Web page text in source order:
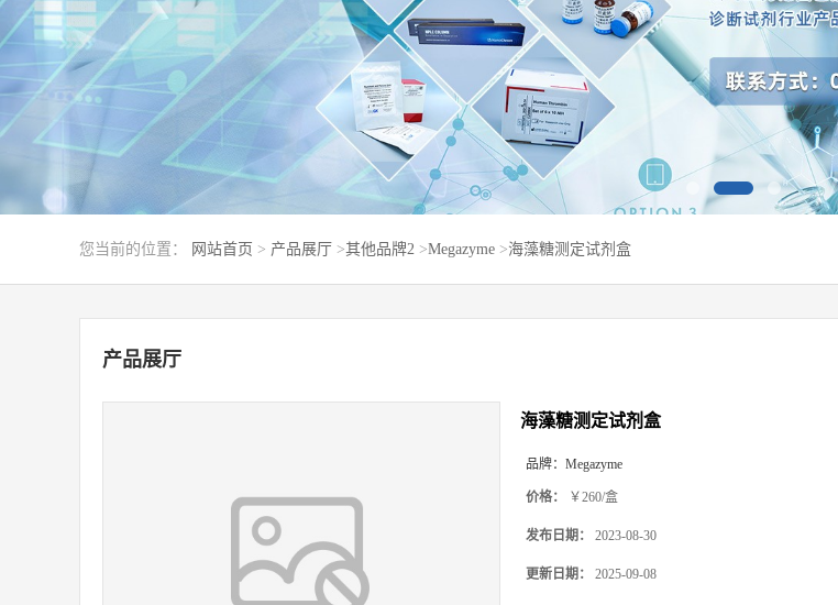
您当前的位置： 网站首页 > 产品展厅 >其他品牌2 >Megazyme >海藻糖测定试剂盒
产品展厅
海藻糖测定试剂盒
品牌： Megazyme
价格： ￥260/盒
发布日期： 2023-08-30
更新日期： 2025-09-08